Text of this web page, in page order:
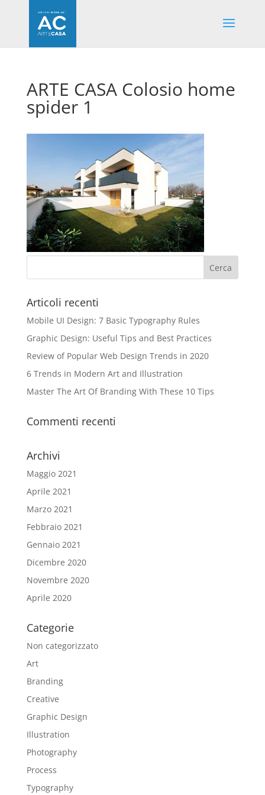
ARTE CASA Colosio home
spider 1
Articoli recenti
Mobile UI Design: 7 Basic Typography Rules
Graphic Design: Useful Tips and Best Practices
Review of Popular Web Design Trends in 2020
6 Trends in Modern Art and Illustration
Master The Art Of Branding With These 10 Tips
Commenti recenti
Archivi
Maggio 2021
Aprile 2021
Marzo 2021
Febbraio 2021
Gennaio 2021
Dicembre 2020
Novembre 2020
Aprile 2020
Categorie
Non categorizzato
Art
Branding
Creative
Graphic Design
Illustration
Photography
Process
Typography